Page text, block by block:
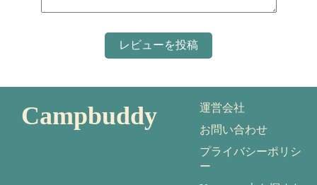
Campbuddy
運営会社
お問い合わせ
プライバシーポリシ
ー